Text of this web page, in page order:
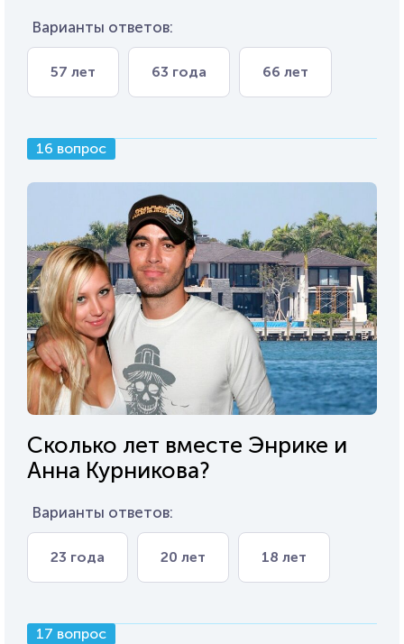
Варианты ответов:
57 лет 63 года 66 лет
16 вопрос
Сколько лет вместе Энрике и
Анна Курникова?
Варианты ответов:
23 года 20 лет 18 лет
17 вопрос